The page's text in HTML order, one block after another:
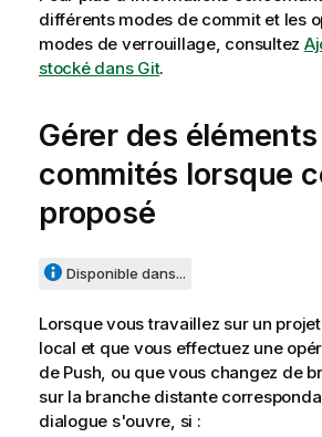
différents modes de commit et les
modes de verrouillage, consultez
stocké dans Git.
Gérer des
commités lorsque
proposé
Disponible dans...
Lorsque vous travaillez sur un
local et que vous effectuez une
de Push, ou que vous changez de
sur la branche distante
dialogue s'ouvre, si :